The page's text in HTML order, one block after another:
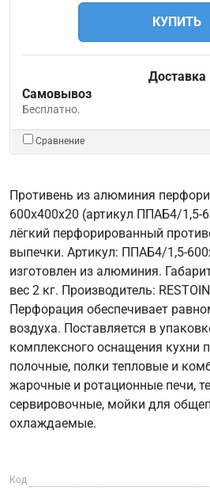
КУПИТЬ
Доставка
Самовывоз
Бесплатно.
Сравнение
Противень из алюминия
600х400х20 (артикул ППАБ4/1,5-
лёгкий перфорированный
выпечки. Артикул: ППАБ4/1,5-
изготовлен из алюминия.
вес 2 кг. Производитель:
Перфорация обеспечивает
воздуха. Поставляется в
комплексного оснащения кухни
полочные, полки тепловые и
жарочные и ротационные печи,
сервировочные, мойки для
охлаждаемые.
Код